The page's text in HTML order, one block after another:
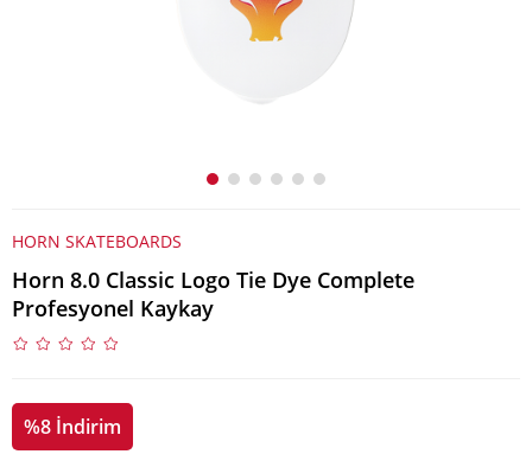
HORN SKATEBOARDS
Horn 8.0 Classic Logo Tie Dye Complete
Profesyonel Kaykay
%8 İndirim